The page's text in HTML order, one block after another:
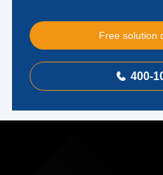
Free solution
 400-